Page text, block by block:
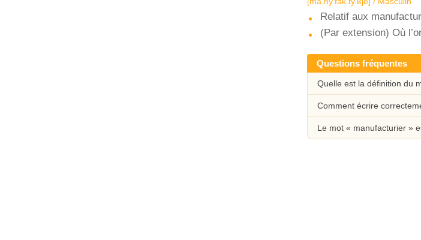
Relatif aux
(Par extension) Où
Questions fréquentes
Quelle est la définition du
Comment écrire
Le mot « manufacturier »